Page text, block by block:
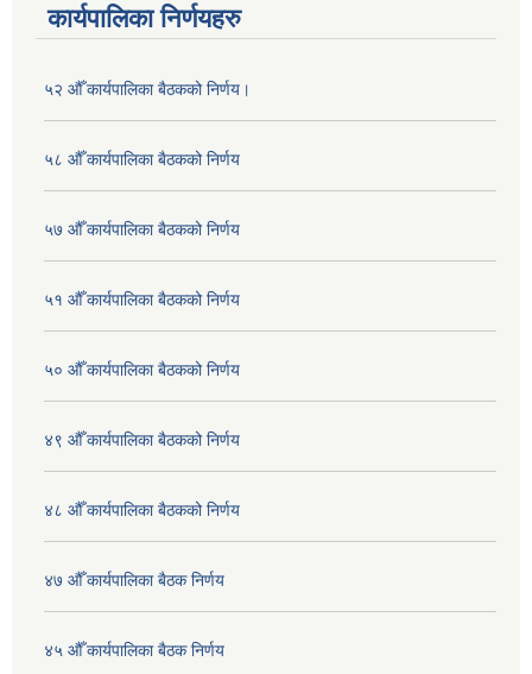
कार्यपालिका निर्णयहरु
५२ औँ कार्यपालिका बैठकको निर्णय।
५८ औँ कार्यपालिका बैठकको निर्णय
५७ औँ कार्यपालिका बैठकको निर्णय
५१ औँ कार्यपालिका बैठकको निर्णय
५० औँ कार्यपालिका बैठकको निर्णय
४९ औँ कार्यपालिका बैठकको निर्णय
४८ औँ कार्यपालिका बैठकको निर्णय
४७ औँ कार्यपालिका बैठक निर्णय
४५ औँ कार्यपालिका बैठक निर्णय